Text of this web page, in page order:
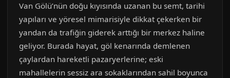
Van Gölü’nün doğu kıyısında uzanan bu semt, tarihi
yapıları ve yöresel mimarisiyle dikkat çekerken bir
yandan da trafiğin giderek arttığı bir merkez haline
geliyor. Burada hayat, göl kenarında demlenen
çaylardan hareketli pazaryerlerine; eski
mahallelerin sessiz ara sokaklarından sahil boyunca